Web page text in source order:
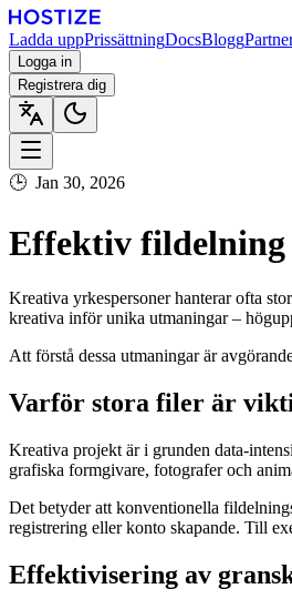
Ladda uppPrissättningDocsBlogg
Logga in
Registrera dig
🕒 Jan 30, 2026
Effektiv fildelning
Kreativa yrkespersoner hanterar ofta
kreativa inför unika utmaningar –
Att förstå dessa utmaningar är
Varför stora filer är
Kreativa projekt är i grunden data-
grafiska formgivare, fotografer och
Det betyder att konventionella
registrering eller konto skapande. Till
Effektivisering av